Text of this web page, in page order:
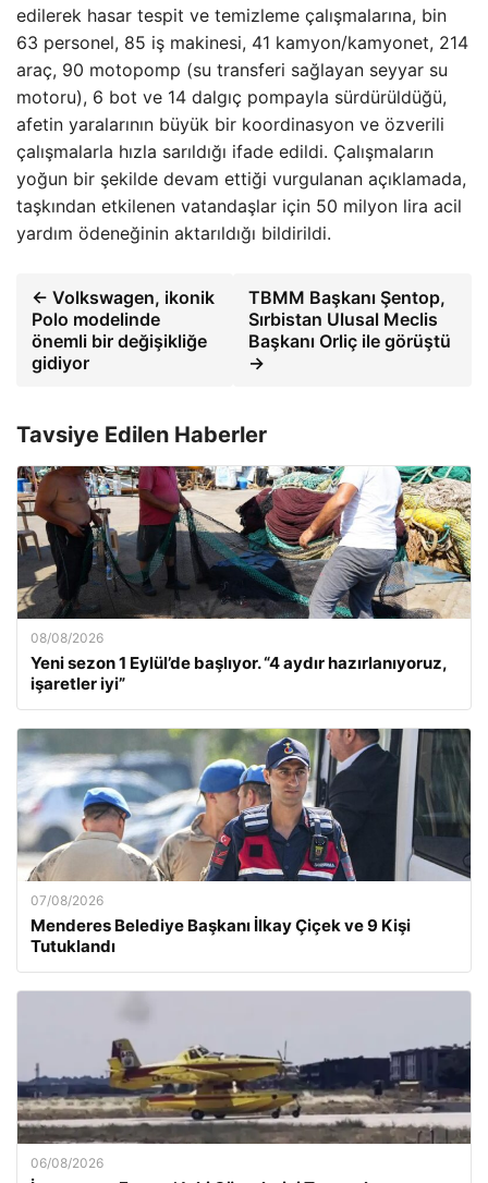
edilerek hasar tespit ve temizleme çalışmalarına, bin
63 personel, 85 iş makinesi, 41 kamyon/kamyonet, 214
araç, 90 motopomp (su transferi sağlayan seyyar su
motoru), 6 bot ve 14 dalgıç pompayla sürdürüldüğü,
afetin yaralarının büyük bir koordinasyon ve özverili
çalışmalarla hızla sarıldığı ifade edildi. Çalışmaların
yoğun bir şekilde devam ettiği vurgulanan açıklamada,
taşkından etkilenen vatandaşlar için 50 milyon lira acil
yardım ödeneğinin aktarıldığı bildirildi.
← Volkswagen, ikonik
Polo modelinde
önemli bir değişikliğe
gidiyor
TBMM Başkanı Şentop,
Sırbistan Ulusal Meclis
Başkanı Orliç ile görüştü
→
Tavsiye Edilen Haberler
08/08/2026
Yeni sezon 1 Eylül’de başlıyor. “4 aydır hazırlanıyoruz,
işaretler iyi”
07/08/2026
Menderes Belediye Başkanı İlkay Çiçek ve 9 Kişi
Tutuklandı
06/08/2026